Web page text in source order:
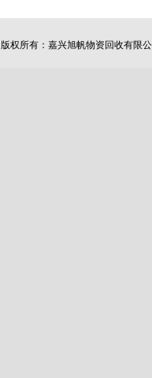
版权所有： 嘉兴旭帆物资回收有限